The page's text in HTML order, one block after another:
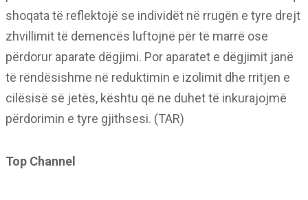
shoqata të reflektojë se individët në rrugën e tyre drejt
zhvillimit të demencës luftojnë për të marrë ose
përdorur aparate dëgjimi. Por aparatet e dëgjimit janë
të rëndësishme në reduktimin e izolimit dhe rritjen e
cilësisë së jetës, kështu që ne duhet të inkurajojmë
përdorimin e tyre gjithsesi. (TAR)
Top Channel